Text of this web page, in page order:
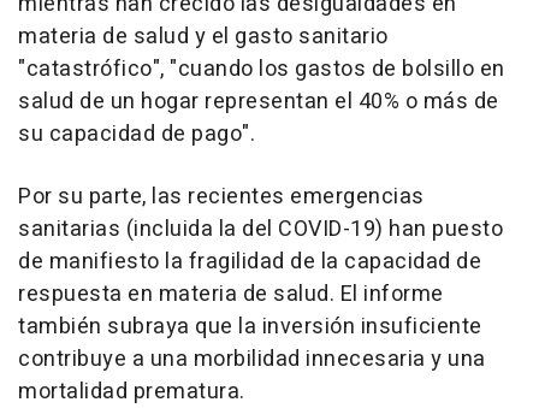
materia de salud y el gasto sanitario
"catastrófico", "cuando los gastos de bolsillo en
salud de un hogar representan el 40% o más de
su capacidad de pago".
Por su parte, las recientes emergencias
sanitarias (incluida la del COVID-19) han puesto
de manifiesto la fragilidad de la capacidad de
respuesta en materia de salud. El informe
también subraya que la inversión insuficiente
contribuye a una morbilidad innecesaria y una
mortalidad prematura.